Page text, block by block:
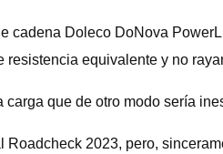
cadena Doleco DoNova
equivalente y no
que de otro modo sería
Roadcheck 2023, pero,